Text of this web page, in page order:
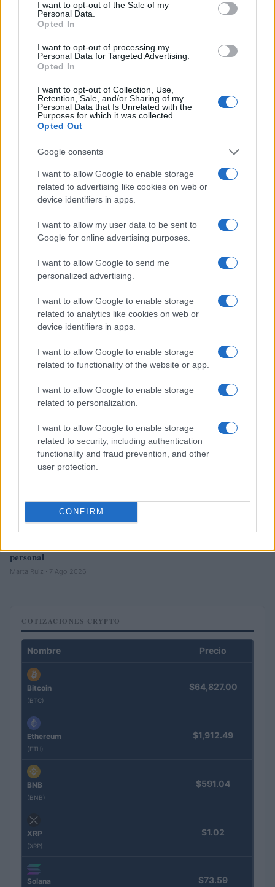
I want to opt-out of the Sale of my
Personal Data.
Opted In
I want to opt-out of processing my
Personal Data for Targeted Advertising.
Opted In
I want to opt-out of Collection, Use,
Retention, Sale, and/or Sharing of my
Personal Data that Is Unrelated with the
Purposes for which it was collected.
Opted Out
Google consents
I want to allow Google to enable storage
related to advertising like cookies on web or
device identifiers in apps.
I want to allow my user data to be sent to
Google for online advertising purposes.
I want to allow Google to send me
personalized advertising.
I want to allow Google to enable storage
related to analytics like cookies on web or
device identifiers in apps.
I want to allow Google to enable storage
related to functionality of the website or app.
I want to allow Google to enable storage
related to personalization.
I want to allow Google to enable storage
related to security, including authentication
functionality and fraud prevention, and other
user protection.
CONFIRM
Cómo la crisis de refino está afectando los precios de la
gasolina y el diésel
Lucía Herrera · 7 Ago 2026
FINANZAS
Intervención conjunta de Japón y EE.UU. para frenar la caída
Marta Ruiz · 7 Ago 2026
personal
Marta Ruiz · 7 Ago 2026
COTIZACIONES CRYPTO
Nombre Precio
Bitcoin
(BTC)
$64,827.00
Ethereum
(ETH)
$1,912.49
BNB
(BNB)
$591.04
XRP
(XRP)
$1.02
Solana $73.59